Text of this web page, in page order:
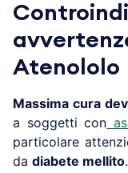
Atenololo
Massima cura
a soggetti con
particolare
da diabete mellito.